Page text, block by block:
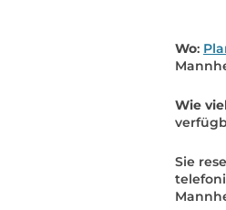
Wo:
Wie
Sie